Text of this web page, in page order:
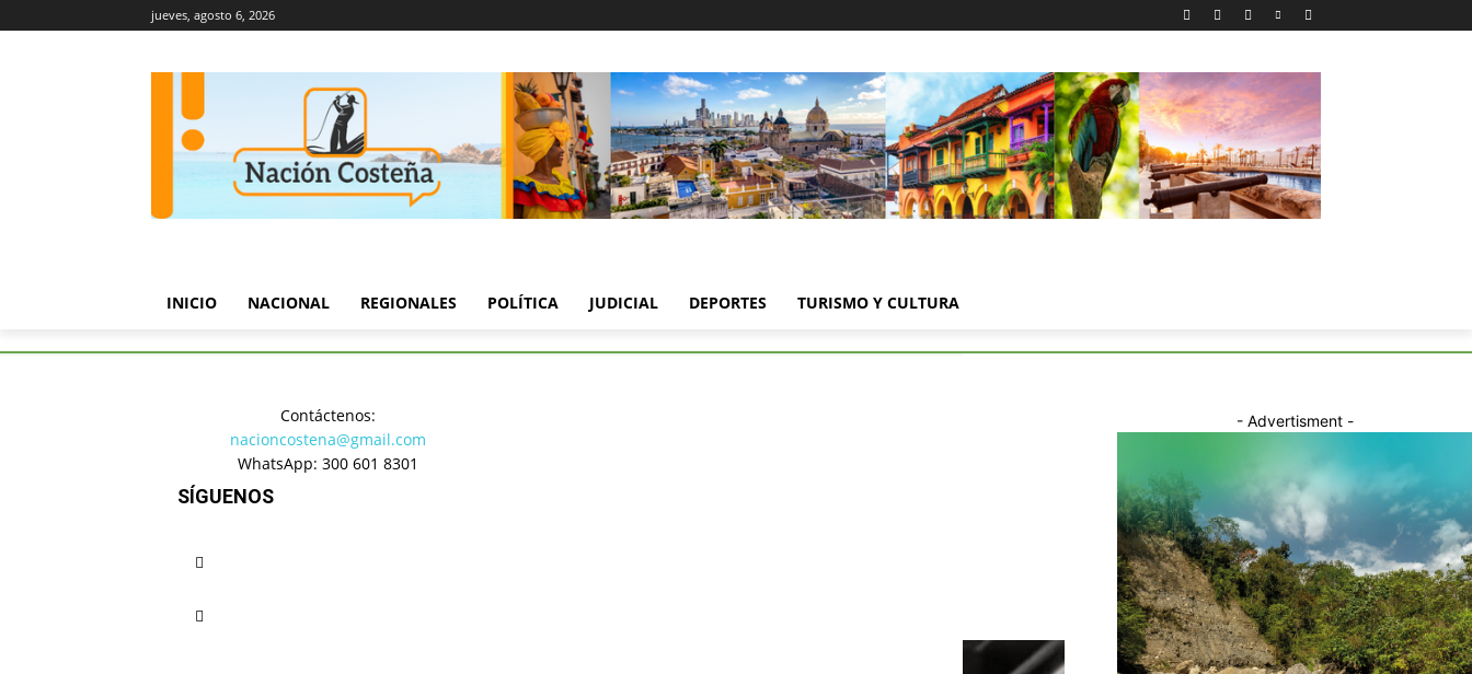
jueves, agosto 6, 2026
INICIO NACIONAL REGIONALES POLÍTICA JUDICIAL DEPORTES TURISMO Y CULTURA
Turismo y Cultura
Fallece Giovanni Barandica, icono
- Advertisment -
Contáctenos:
nacioncostena@gmail.com
WhatsApp: 300 601 8301
SÍGUENOS